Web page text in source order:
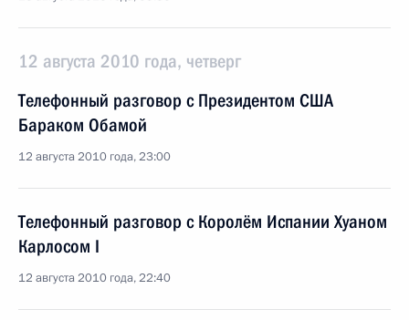
12 августа 2010 года, четверг
Телефонный разговор с Президентом США
Бараком Обамой
12 августа 2010 года, 23:00
Телефонный разговор с Королём Испании Хуаном
Карлосом I
12 августа 2010 года, 22:40